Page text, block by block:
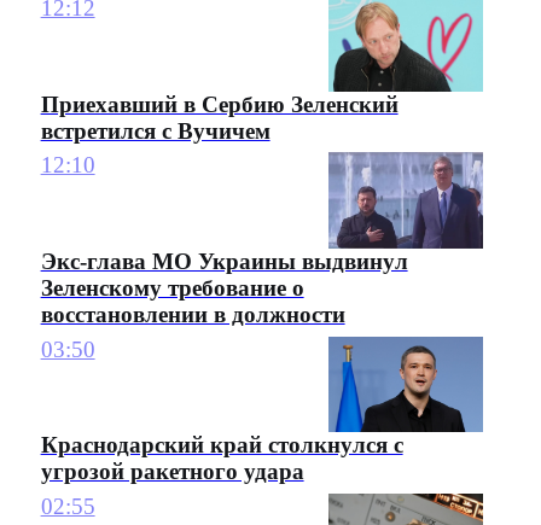
12:12
Приехавший в Сербию Зеленский
встретился с Вучичем
12:10
Экс-глава МО Украины выдвинул
Зеленскому требование о
восстановлении в должности
03:50
Краснодарский край столкнулся с
угрозой ракетного удара
02:55